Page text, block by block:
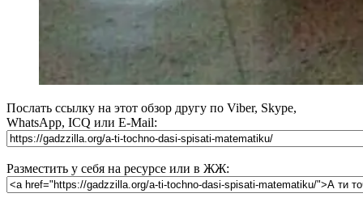
Послать ссылку на этот обзор другу по Viber, Skype,
WhatsApp, ICQ или E-Mail:
Разместить у себя на ресурсе или в ЖЖ: